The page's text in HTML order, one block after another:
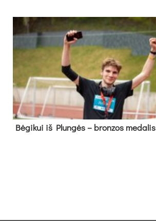
Bė­gi­kui iš Plun­gės – bron­zos me­da­lis